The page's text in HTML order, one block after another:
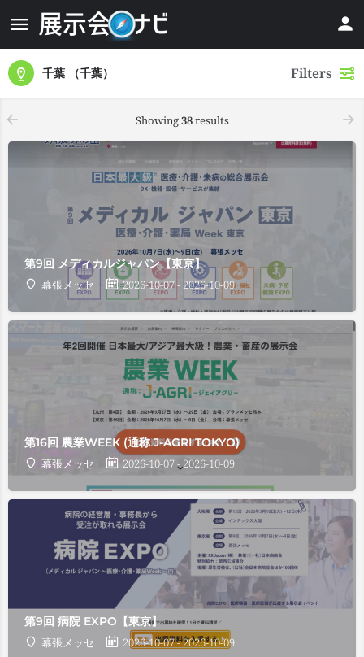
千葉 （千葉） Filters
Showing38results
第9回 メディカルジャパン【東京】
幕張メッセ
2026-10-07 - 2026-10-09
第16回 農業WEEK (通称 J-AGRI TOKYO)
幕張メッセ
2026-10-07 - 2026-10-09
第9回 病院 EXPO【東京】
幕張メッセ
2026-10-07 - 2026-10-09